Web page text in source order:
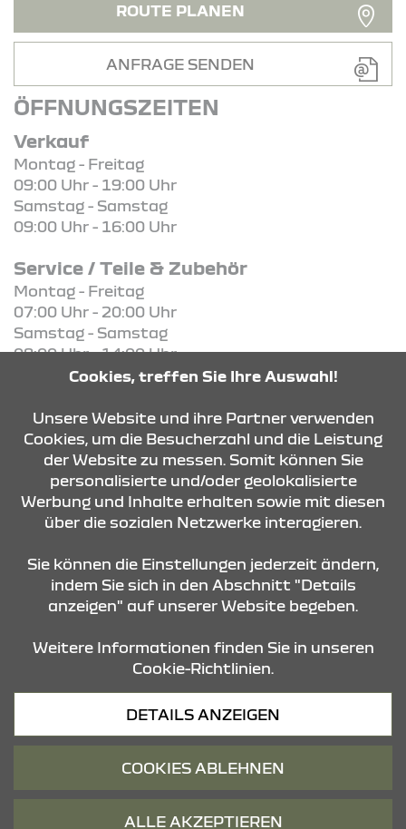
ROUTE PLANEN
ANFRAGE SENDEN
ÖFFNUNGSZEITEN
Verkauf
Montag - Freitag
09:00 Uhr - 19:00 Uhr
Samstag - Samstag
09:00 Uhr - 16:00 Uhr
Service / Teile & Zubehör
Montag - Freitag
07:00 Uhr - 20:00 Uhr
Samstag - Samstag
08:00 Uhr - 14:00 Uhr
KONTAKT & ANFAHRT
ÖFFNUNGSZEITEN
STANDORTE
Datenschutz
© 2026 Dacia
Cookies, treffen Sie Ihre Auswahl!
Unsere Website und ihre Partner verwenden
Cookies, um die Besucherzahl und die Leistung
der Website zu messen. Somit können Sie
personalisierte und/oder geolokalisierte
Werbung und Inhalte erhalten sowie mit diesen
über die sozialen Netzwerke interagieren.
Sie können die Einstellungen jederzeit ändern,
indem Sie sich in den Abschnitt "Details
anzeigen" auf unserer Website begeben.
Weitere Informationen finden Sie in unseren
Cookie-Richtlinien.
DETAILS ANZEIGEN
COOKIES ABLEHNEN
ALLE AKZEPTIEREN